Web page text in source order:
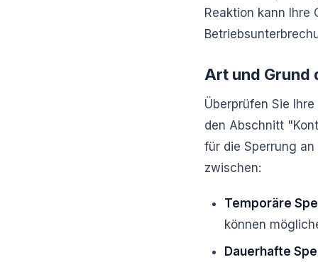
Reaktion kann
Art und Grund
Überprüfen Sie
den Abschnitt
für die Sperrung
zwischen:
Temporäre
können
Dauerhafte